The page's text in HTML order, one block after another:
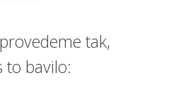
tak,
to bavilo: